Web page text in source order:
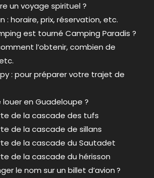
un voyage spirituel ?
: horaire, prix, réservation, etc.
est tourné Camping Paradis ?
l’obtenir, combien de
: pour préparer votre trajet de
louer en Guadeloupe ?
de la cascade des tufs
de la cascade de sillans
de la cascade du Sautadet
de la cascade du hérisson
le nom sur un billet d’avion ?